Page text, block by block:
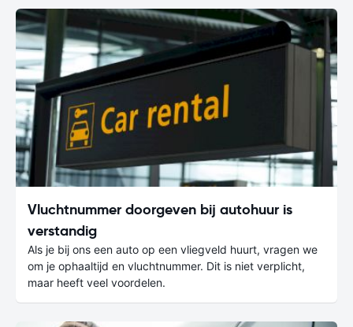
Vluchtnummer doorgeven bij autohuur is
verstandig
Als je bij ons een auto op een vliegveld huurt, vragen we
om je ophaaltijd en vluchtnummer. Dit is niet verplicht,
maar heeft veel voordelen.